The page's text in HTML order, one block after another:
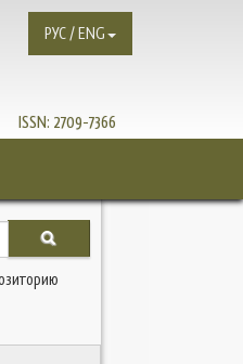
ISSN: 2709-7366
РУС / ENG